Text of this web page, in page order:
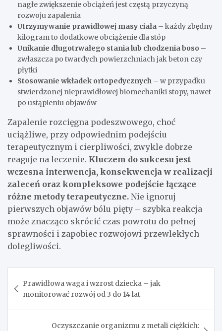
nagłe zwiększenie obciążeń jest częstą przyczyną
rozwoju zapalenia
Utrzymywanie prawidłowej masy ciała – każdy zbędny
kilogram to dodatkowe obciążenie dla stóp
Unikanie długotrwałego stania lub chodzenia boso –
zwłaszcza po twardych powierzchniach jak beton czy
płytki
Stosowanie wkładek ortopedycznych – w przypadku
stwierdzonej nieprawidłowej biomechaniki stopy, nawet
po ustąpieniu objawów
Zapalenie rozcięgna podeszwowego, choć
uciążliwe, przy odpowiednim podejściu
terapeutycznym i cierpliwości, zwykle dobrze
reaguje na leczenie. Kluczem do sukcesu jest
wczesna interwencja, konsekwencja w realizacji
zaleceń oraz kompleksowe podejście łączące
różne metody terapeutyczne. Nie ignoruj
pierwszych objawów bólu pięty – szybka reakcja
może znacząco skrócić czas powrotu do pełnej
sprawności i zapobiec rozwojowi przewlekłych
dolegliwości.
wpisu
Prawidłowa waga i wzrost dziecka – jak
monitorować rozwój od 3 do 14 lat
Oczyszczanie organizmu z metali ciężkich: